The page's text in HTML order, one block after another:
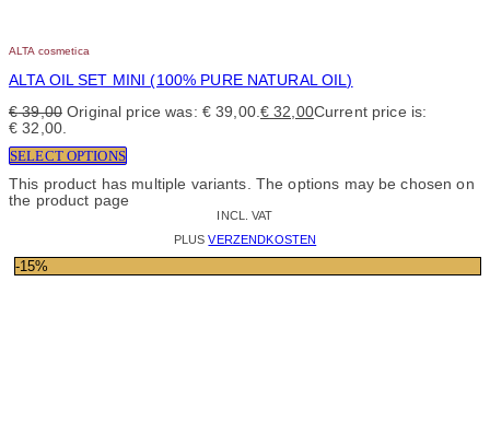
ALTA cosmetica
ALTA OIL SET MINI (100% PURE NATURAL OIL)
€39,00 Original price was: € 39,00. € 32,00Current price is:
€ 32,00.
SELECT OPTIONS
This product has multiple variants. The options may be chosen on
the product page
INCL. VAT
PLUSVERZENDKOSTEN
-15%